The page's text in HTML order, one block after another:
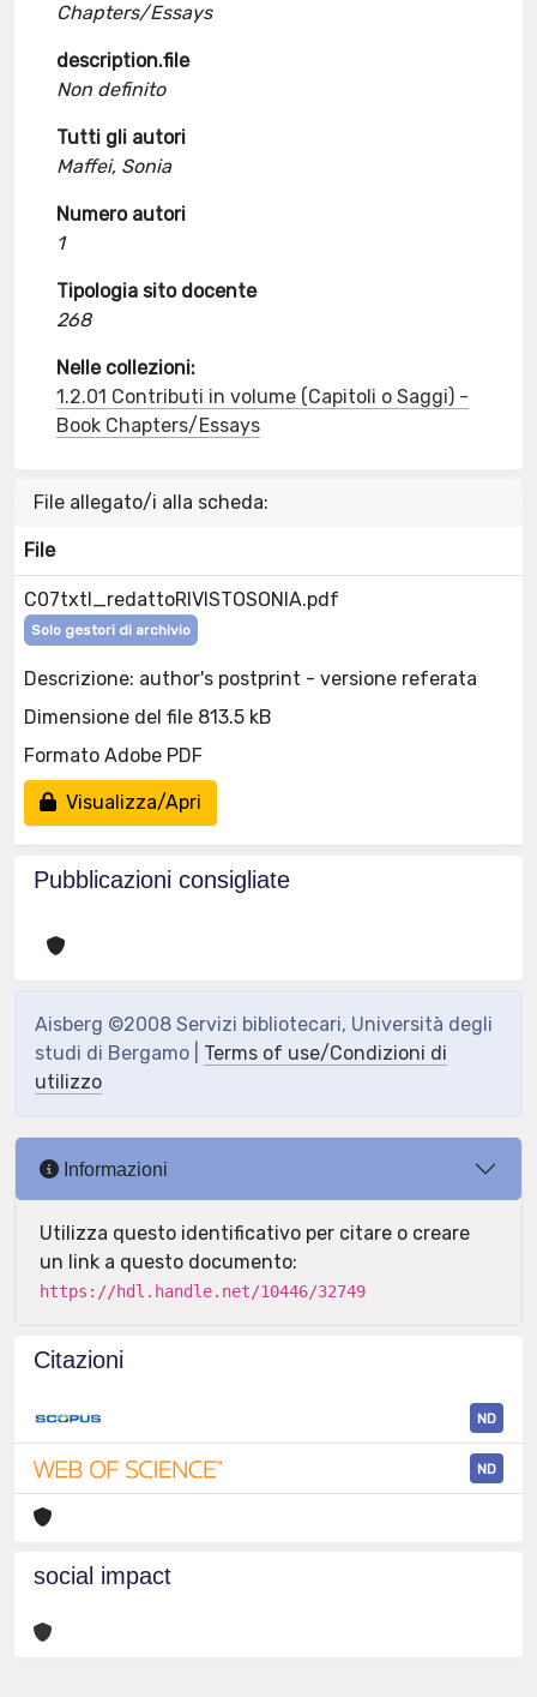
Chapters/Essays
description.file
Non definito
Tutti gli autori
Maffei, Sonia
Numero autori
1
Tipologia sito docente
268
Nelle collezioni:
1.2.01 Contributi in volume (Capitoli o Saggi) -
Book Chapters/Essays
File allegato/i alla scheda:
File
C07txtI_redattoRIVISTOSONIA.pdf
Solo gestori di archivio
Descrizione: author's postprint - versione referata
Dimensione del file 813.5 kB
Formato Adobe PDF
Visualizza/Apri
Pubblicazioni consigliate
Aisberg ©2008 Servizi bibliotecari, Università degli
studi di Bergamo | Terms of use/Condizioni di
utilizzo
Informazioni
Utilizza questo identificativo per citare o creare
un link a questo documento:
https://hdl.handle.net/10446/32749
Citazioni
ND
ND
social impact